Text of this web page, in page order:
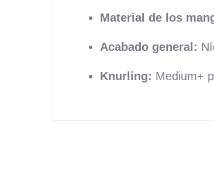
Material de los
Acabado general:
Knurling: Medium+